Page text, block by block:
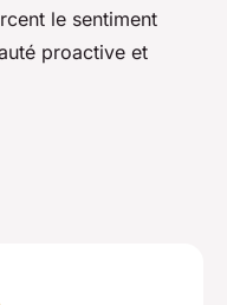
le sentiment
proactive et